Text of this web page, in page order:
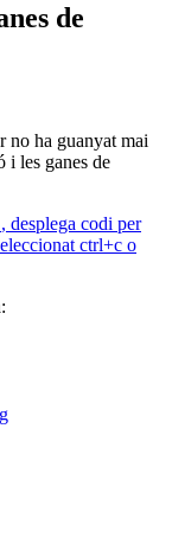
de
no ha guanyat mai
i les ganes de
, desplega codi per
ctrl+c o